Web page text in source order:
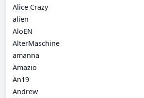
Alice Crazy
alien
AloEN
AlterMaschine
amanna
Amazio
An19
Andrew